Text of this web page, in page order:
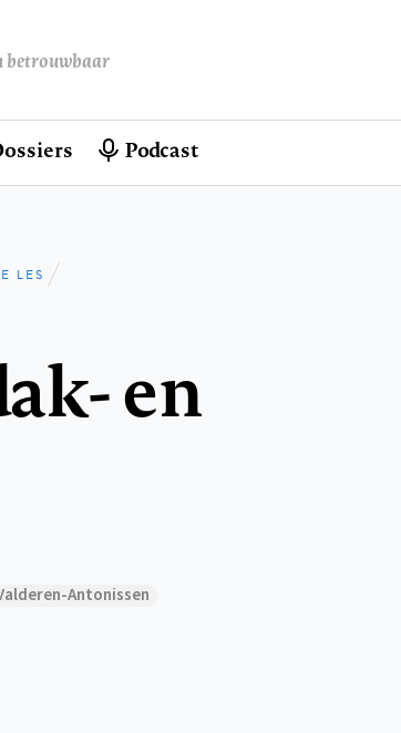
betrouwbaar
Podcast
LES
en
Antonissen